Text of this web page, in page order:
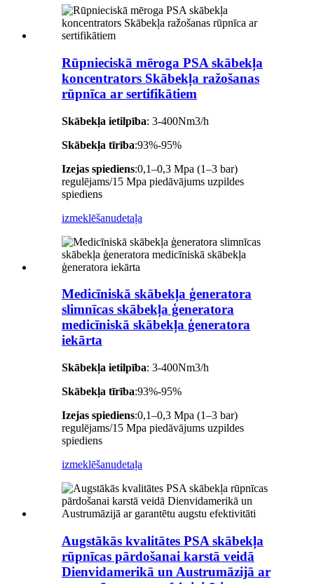
Rūpnieciskā mēroga PSA skābekļa
koncentrators Skābekļa ražošanas
rūpnīca ar sertifikātiem
Skābekļa ietilpība: 3-400Nm3/h
Skābekļa tīrība:93%-95%
Izejas spiediens:0,1–0,3 Mpa (1–3 bar)
regulējams/15 Mpa piedāvājums uzpildes
spiediens
izmeklēšanudetaļa
Medicīniskā skābekļa ģeneratora
slimnīcas skābekļa ģeneratora
medicīniskā skābekļa ģeneratora
iekārta
Skābekļa ietilpība: 3-400Nm3/h
Skābekļa tīrība:93%-95%
Izejas spiediens:0,1–0,3 Mpa (1–3 bar)
regulējams/15 Mpa piedāvājums uzpildes
spiediens
izmeklēšanudetaļa
Augstākās kvalitātes PSA skābekļa
rūpnīcas pārdošanai karstā veidā
Dienvidamerikā un Austrumāzijā ar